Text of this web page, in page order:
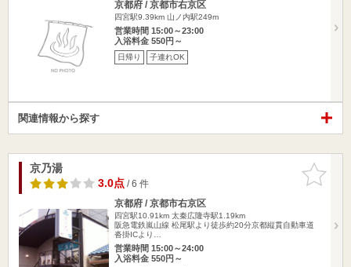
京都府 / 京都市右京区
四宮駅9.39km 山ノ内駅249m
営業時間 15:00～23:00
入浴料金 550円～
日帰り 子連れOK
関連情報から探す
お気に入
りに追加
京乃湯
3.0点/ 6 件
京都府 / 京都市右京区
四宮駅10.91km 太秦広隆寺駅1.19km
阪急電鉄嵐山線 松尾駅より徒歩約20分京都縦貫自動車道
沓掛ICより…
営業時間 15:00～24:00
入浴料金 550円～